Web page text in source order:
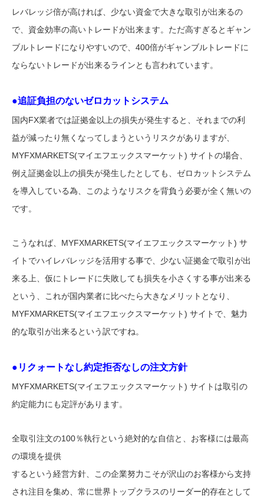
レバレッジ倍が高ければ、少ない資金で大きな取引が出来るの
で、資金効率の高いトレードが出来ます。ただ高すぎるとギャン
ブルトレードになりやすいので、400倍がギャンブルトレードに
ならないトレードが出来るラインとも言われています。
●追証負担のないゼロカットシステム
国内FX業者では証拠金以上の損失が発生すると、それまでの利
益が減ったり無くなってしまうというリスクがありますが、
MYFXMARKETS(マイエフエックスマーケット) サイトの場合、
例え証拠金以上の損失が発生したとしても、ゼロカットシステム
を導入している為、このようなリスクを背負う必要が全く無いの
です。
こうなれば、MYFXMARKETS(マイエフエックスマーケット) サ
イトでハイレバレッジを活用する事で、少ない証拠金で取引が出
来る上、仮にトレードに失敗しても損失を小さくする事が出来る
という、これが国内業者に比べたら大きなメリットとなり、
MYFXMARKETS(マイエフエックスマーケット) サイトで、魅力
的な取引が出来るという訳ですね。
●リクォートなし約定拒否なしの注文方針
MYFXMARKETS(マイエフエックスマーケット) サイトは取引の
約定能力にも定評があります。
全取引注文の100％執行という絶対的な自信と、お客様には最高
の環境を提供
するという経営方針、この企業努力こそが沢山のお客様から支持
され注目を集め、常に世界トップクラスのリーダー的存在として